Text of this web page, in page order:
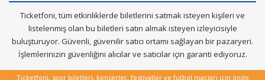
Ticketfoni, tüm etkinliklerde biletlerini satmak isteyen kişileri ve
listelenmiş olan bu biletleri satın almak isteyen izleyicisiyle
buluşturuyor. Güvenli, güvenilir satıcı ortamı sağlayan bir pazaryeri.
İşlemlerinizin güvenliğini alıcılar ve satıcılar için garanti ediyoruz.
Ticketfoni, spor biletleri, konserler, festivaller ve futbol maçları için önde